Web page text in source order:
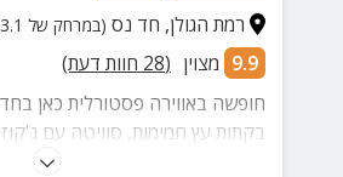
רמת הגולן, חד נס (במרחק של 23.1 ק"מ)
9.9 מצוין (
28 חוות דעת)
בקתות עץ חמימות, סוויטה עם
בריכה מחוממת, ערסלים, נוף ועוד